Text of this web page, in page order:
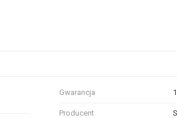
Gwarancja
Producent